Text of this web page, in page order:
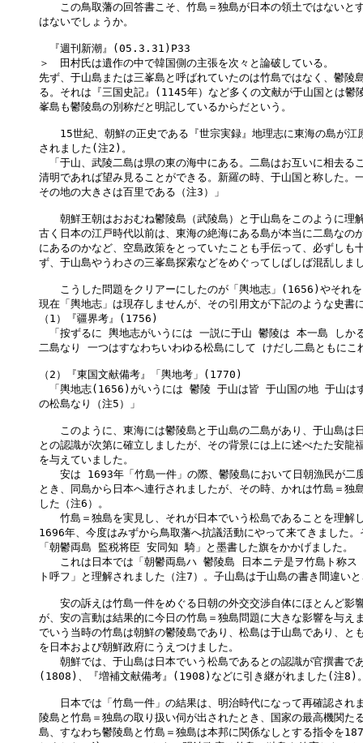
この鳥取藩の回答書こそ、竹島＝独島が日本の領土ではないと
はないでしょうか。
『週刊新潮』(05.3.31)P33
＞　田村氏は遺作の中で韓国側の主張を次々と論破している。
先ず、于山島または三峯島と呼ばれていたのは竹島ではなく、鬱陵
る。それは『三国史記』(1145年）など多くの文献が于山国とは鬱
峯島も鬱陵島の別称だと明記しているからだという。
15世紀、朝鮮の正史である『世宗実録』地理志に東海の島が江
されました(注2)。
「于山、武陵二島は県の東の海中にある。二島はお互いに相去る
清明であれば望み見ることができる。新羅の時、于山国と称した。
その地の大きさは百里である（注3）」
朝鮮王朝はおおむね鬱陵島（武陵島）と于山島をこのように理
古く日本の江戸時代以前は、東海の絶海にある島が本当に二島なの
にあるのかなど、空島政策をとっていたことも手伝って、必ずしも
ず、于山島やうわさの三峯島探索などをめぐってしばしば混乱しま
こうした問題をクリアーにしたのが「輿地志」(1656)やそれを
現在「輿地志」は現存しませんが、その引用文が下記のような史書
（1）『疆界考』(1756)
「按ずるに 輿地志がいうには 一説に于山 鬱陵は 本一島 しか
二島なり 一つはすなわちいわゆる松島にして けだし二島ともにこ
（2）『東国文献備考』「輿地考」(1770)
「輿地志(1656)がいうには 鬱陵 于山は皆 于山国の地 于山は
の松島なり（注5）」
このように、東海には鬱陵島と于山島の二島があり、于山島は
との認識が次第に確立しましたが、その背景には上に述べたた安龍
を与えていました。
安は 1693年「竹島一件」の際、鬱陵島において日朝漁民が二
とき、同島から日本へ連行されましたが、その時、かれは竹島＝独
した（注6）。
竹島＝独島を実見し、それが日本でいう松島であることを理解
1696年、今度はみずから鳥取藩へ抗議活動にやって来てきました
「朝鬱両島 監税将臣 安同知 騎」と墨書した旗をかかげました。
これは日本では「朝鬱両島ハ 鬱陵島 日本ニテ是ヲ竹島ト称ス
ト呼フ」と理解されました（注7）。子山島は于山島の書き間違い
安の訴えは竹島一件をめぐる日朝の外交交渉自体にほとんど影
が、安の言動は結果的に今日の竹島＝独島問題に大きな影響を与え
でいう当時の竹島は朝鮮の鬱陵島であり、松島は于山島であり、と
を日本および朝鮮政府にうえつけました。
朝鮮では、于山島は日本でいう松島であるとの認識が官撰書で
(1808)、『増補文献備考』(1908)などに引き継がれました(注8)
日本では「竹島一件」の結果は、明治時代になって再確認され
陵島と竹島＝独島の取り扱い伺が出されたとき、国家の最高機関た
島、すなわち鬱陵島と竹島＝独島は本邦に関係なしとする指令を